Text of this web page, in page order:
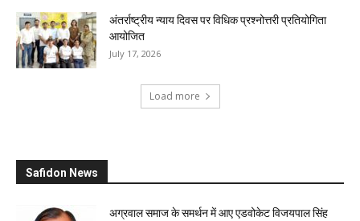
अंतर्राष्ट्रीय न्याय दिवस पर विधिक प्रश्नोत्तरी प्रतियोगिता
आयोजित
July 17, 2026
Load more
Safidon News
अग्रवाल समाज के समर्थन में आए एडवोकेट विजयपाल सिंह